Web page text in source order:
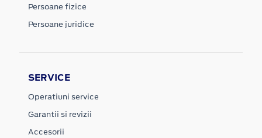
Persoane fizice
Persoane juridice
SERVICE
Operatiuni service
Garantii si revizii
Accesorii